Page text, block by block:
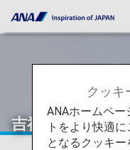
吉祥航空（HO）
クッキ
ANAホームペー
トをより快適
となるクッキ